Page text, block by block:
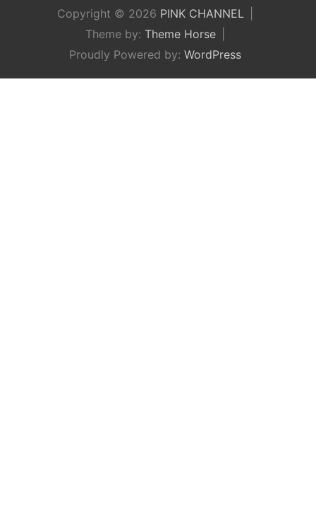
Copyright © 2026 PINK CHANNEL
Theme by: Theme Horse
Proudly Powered by: WordPress